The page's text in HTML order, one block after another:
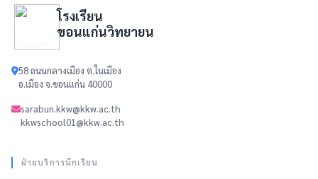
โรงเรียน
ขอนแก่นวิทยายน
58 ถนนกลางเมือง ต.ในเมือง
อ.เมือง จ.ขอนแก่น 40000
sarabun.kkw@kkw.ac.th
kkwschool01@kkw.ac.th
ฝ่ายบริการนักเรียน